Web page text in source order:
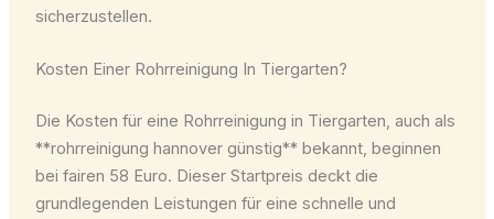
sicherzustellen.
Kosten Einer Rohrreinigung In Tiergarten?
Die Kosten für eine Rohrreinigung in Tiergarten, auch als
**rohrreinigung hannover günstig** bekannt, beginnen
bei fairen 58 Euro. Dieser Startpreis deckt die
grundlegenden Leistungen für eine schnelle und